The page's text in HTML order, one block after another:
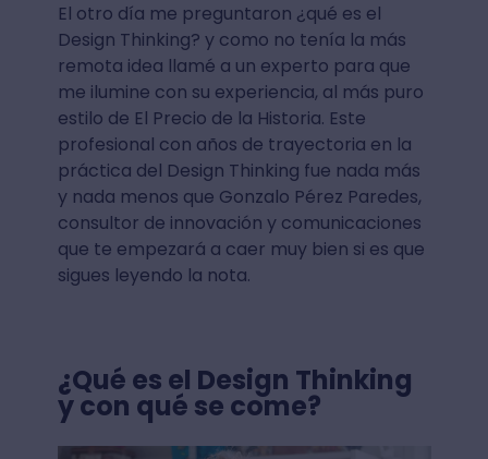
El otro día me preguntaron ¿qué es el
Design Thinking? y como no tenía la más
remota idea llamé a un experto para que
me ilumine con su experiencia, al más puro
estilo de El Precio de la Historia. Este
profesional con años de trayectoria en la
práctica del Design Thinking fue nada más
y nada menos que Gonzalo Pérez Paredes,
consultor de innovación y comunicaciones
que te empezará a caer muy bien si es que
sigues leyendo la nota.
¿Qué es el Design Thinking
y con qué se come?